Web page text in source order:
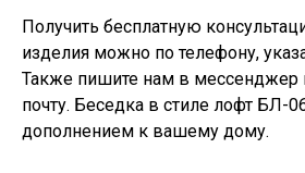
Получить бесплатную
изделия можно по телефону,
Также пишите нам в мессенджер
почту. Беседка в стиле лофт БЛ-
дополнением к вашему дому.